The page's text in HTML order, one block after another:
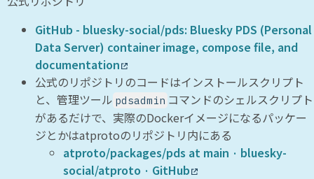
GitHub - bluesky-social/pds: Bluesky PDS (Personal
Data Server) container image, compose file, and
documentation
公式のリポジトリのコードはインストールスクリプト
と、管理ツール pdsadmin コマンドのシェルスクリプト
があるだけで、実際のDockerイメージになるパッケー
ジとかはatprotoのリポジトリ内にある
atproto/packages/pds at main · bluesky-
social/atproto · GitHub